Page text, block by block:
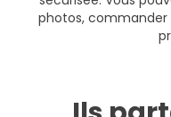
photos, commander